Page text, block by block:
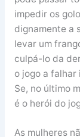
impedir os
dignamente a
levar um
culpá-lo da
o jogo a
Se, no último
é o herói do
As mulheres